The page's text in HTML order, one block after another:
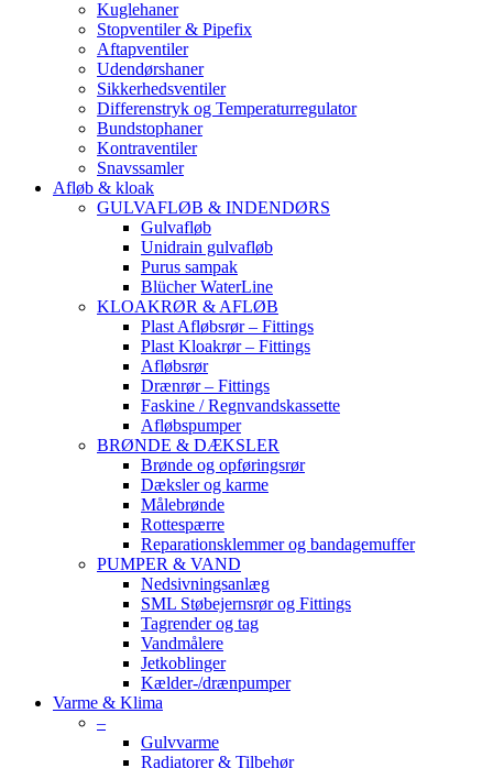
Kuglehaner
Stopventiler & Pipefix
Aftapventiler
Udendørshaner
Sikkerhedsventiler
Differenstryk og Temperaturregulator
Bundstophaner
Kontraventiler
Snavssamler
Afløb & kloak
GULVAFLØB & INDENDØRS
Gulvafløb
Unidrain gulvafløb
Purus sampak
Blücher WaterLine
KLOAKRØR & AFLØB
Plast Afløbsrør – Fittings
Plast Kloakrør – Fittings
Afløbsrør
Drænrør – Fittings
Faskine / Regnvandskassette
Afløbspumper
BRØNDE & DÆKSLER
Brønde og opføringsrør
Dæksler og karme
Målebrønde
Rottespærre
Reparationsklemmer og bandagemuffer
PUMPER & VAND
Nedsivningsanlæg
SML Støbejernsrør og Fittings
Tagrender og tag
Vandmålere
Jetkoblinger
Kælder-/drænpumper
Varme & Klima
–
Gulvvarme
Radiatorer & Tilbehør